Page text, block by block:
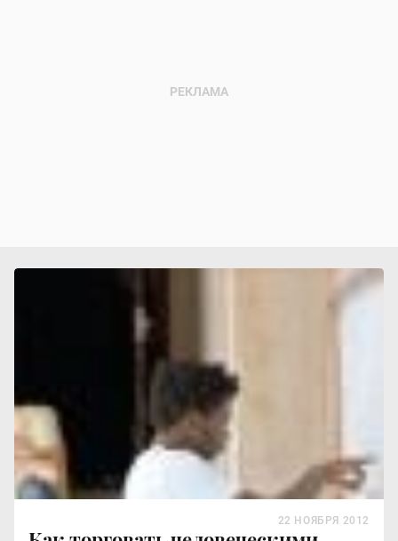
22 НОЯБРЯ 2012